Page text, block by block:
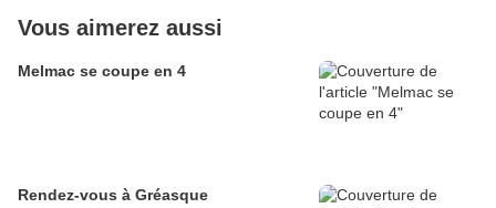
Vous aimerez aussi
Melmac se coupe en 4
Rendez-vous à Gréasque